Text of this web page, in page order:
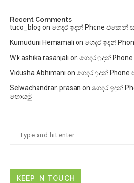
Recent Comments
tudo_blog on ගෙදර ඉදන් Phone
Kumuduni Hemamali on ගෙදර ඉදන්
W.k.ashika rasanjali on ගෙදර ඉදන්
Vidusha Abhimani on ගෙදර ඉදන්
Selwachandran prasan on ගෙදර ඉදන්
හොයමු
KEEP IN TOUCH